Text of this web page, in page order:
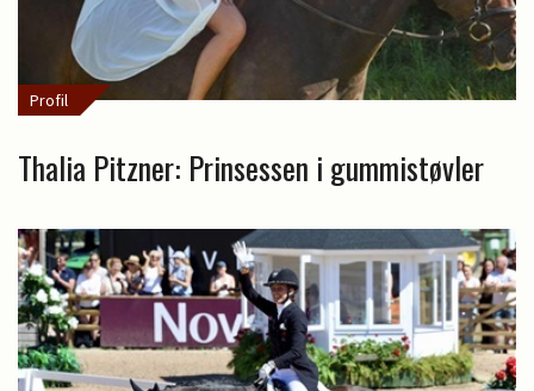
Profil
Thalia Pitzner: Prinsessen i gummistøvler